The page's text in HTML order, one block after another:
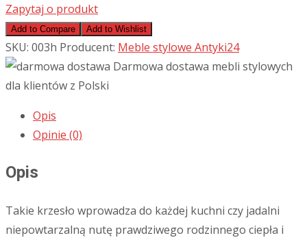
Zapytaj o produkt
Add to Compare Add to Wishlist
SKU: 003h Producent: Meble stylowe Antyki24
Darmowa dostawa mebli stylowych
dla klientów z Polski
Opis
Opinie (0)
Opis
Takie krzesło wprowadza do każdej kuchni czy jadalni
niepowtarzalną nutę prawdziwego rodzinnego ciepła i